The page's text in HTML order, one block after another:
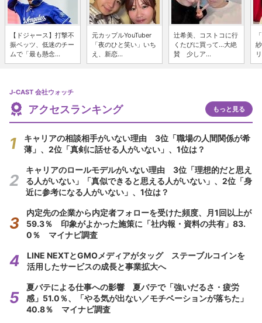
【ドジャース】打撃不
振ベッツ、低迷のチー
ムで「最も懸念...
元カップルYouTuber
「夜のひと笑い」いち
え、新恋...
辻希美、コストコに行
くたびに買って...大絶
賛 少しア...
J-CAST 会社ウォッチ
アクセスランキング もっと見る
キャリアの相談相手がいない理由 3位「職場の人間関係が希
薄」、2位「真剣に話せる人がいない」、1位は？
キャリアのロールモデルがいない理由 3位「理想的だと思え
る人がいない」「真似できると思える人がいない」、2位「身
近に参考になる人がいない」、1位は？
内定先の企業から内定者フォローを受けた頻度、月1回以上が
59.3％ 印象がよかった施策に「社内報・資料の共有」83.
0％ マイナビ調査
LINE NEXTとGMOメディアがタッグ ステーブルコインを
活用したサービスの成長と事業拡大へ
夏バテによる仕事への影響 夏バテで「強いだるさ・疲労
感」51.0％、「やる気が出ない／モチベーションが落ちた」
40.8％ マイナビ調査